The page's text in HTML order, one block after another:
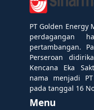
PT Golden Energy
perdagangan
pertambangan.
Perseroan
Kencana Eka
nama menjadi
pada tanggal 16
Menu